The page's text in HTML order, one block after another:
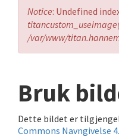
Error
message
Notice: Undefined
/var/www/
Bruk
Dette bildet er
Commons Navngivelse